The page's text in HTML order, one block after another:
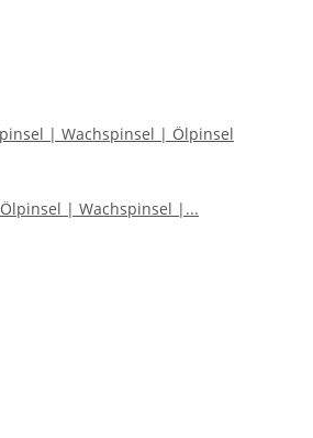
| Wachspinsel | Ölpinsel